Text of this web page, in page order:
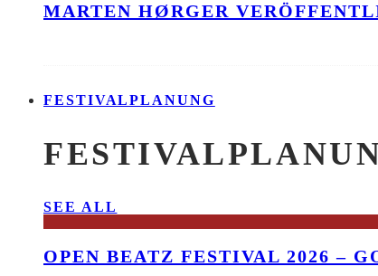
MARTEN HØRGER
FESTIVALPLANUNG
SEE ALL
OPEN BEATZ FESTIVAL 2026 –